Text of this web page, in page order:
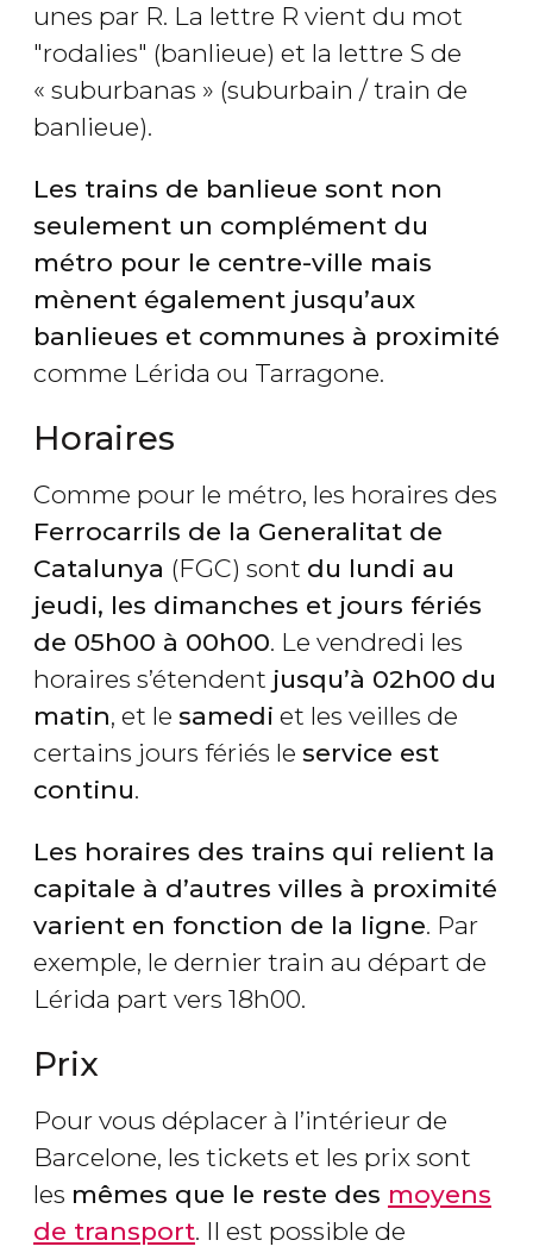
unes par R. La lettre R vient du mot
"rodalies" (banlieue) et la lettre S de
« suburbanas » (suburbain / train de
banlieue).
Les trains de banlieue sont non
seulement un complément du
métro pour le centre-ville mais
mènent également jusqu’aux
banlieues et communes à proximité
comme Lérida ou Tarragone.
Horaires
Comme pour le métro, les horaires des
Ferrocarrils de la Generalitat de
Catalunya (FGC) sont du lundi au
jeudi, les dimanches et jours fériés
de 05h00 à 00h00. Le vendredi les
horaires s’étendent jusqu’à 02h00 du
matin, et le samedi et les veilles de
certains jours fériés le service est
continu.
Les horaires des trains qui relient la
capitale à d’autres villes à proximité
varient en fonction de la ligne. Par
exemple, le dernier train au départ de
Lérida part vers 18h00.
Prix
Pour vous déplacer à l’intérieur de
Barcelone, les tickets et les prix sont
les mêmes que le reste des moyens
de transport. Il est possible de